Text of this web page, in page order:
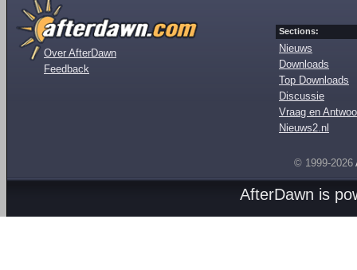
Over AfterDawn
Feedback
Sections:
Nieuws
Downloads
Top Downloads
Discussie
Vraag en
Nieuws2.nl
© 1999-2026
AfterDawn is